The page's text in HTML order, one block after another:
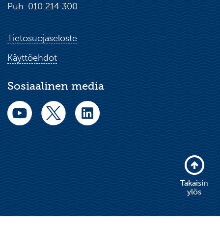
Puh. 010 214 300
Tietosuojaseloste
Käyttöehdot
Sosiaalinen media
Takaisin
ylös